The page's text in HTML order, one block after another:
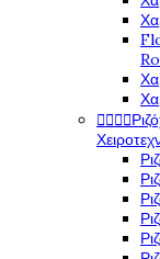
